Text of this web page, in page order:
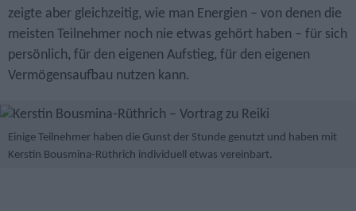
zeigte aber gleichzeitig, wie man Energien – von denen die
meisten Teilnehmer noch nie etwas gehört haben – für sich
persönlich, für den eigenen Aufstieg, für den eigenen
Vermögensaufbau nutzen kann.
Einige Teilnehmer haben die Gunst der Stunde genutzt und haben mit
Kerstin Bousmina-Rüthrich individuell etwas vereinbart.